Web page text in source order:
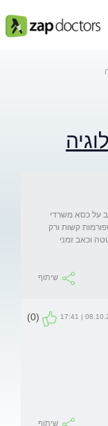
על כסא משרדי
קשות ורק
וכאב זמני
שיתוף
08.10.24 |
(0)
שיתוף